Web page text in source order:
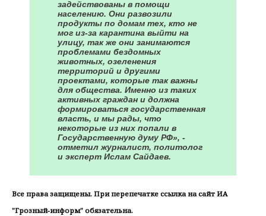
задействованы в помощи
населению. Они развозили
продукты по домам тех, кто не
мог из-за карантина выйти на
улицу, так же они занимаются
проблемами бездомных
животных, озеленения
территорий и другими
проектами, которые так важны
для общества. Именно из таких
активных граждан и должна
формироваться государственная
власть, и мы рады, что
некоторые из них попали в
Государственную думу РФ», -
отметил журналист, политолог
и эксперт Ислам Сайдаев.
Все права защищены. При перепечатке ссылка на сайт ИА
"Грозный-информ" обязательна.